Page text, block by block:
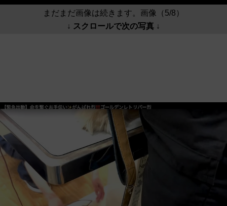
まだまだ画像は続きます。画像（5/8）
↓ スクロールで次の写真 ↓